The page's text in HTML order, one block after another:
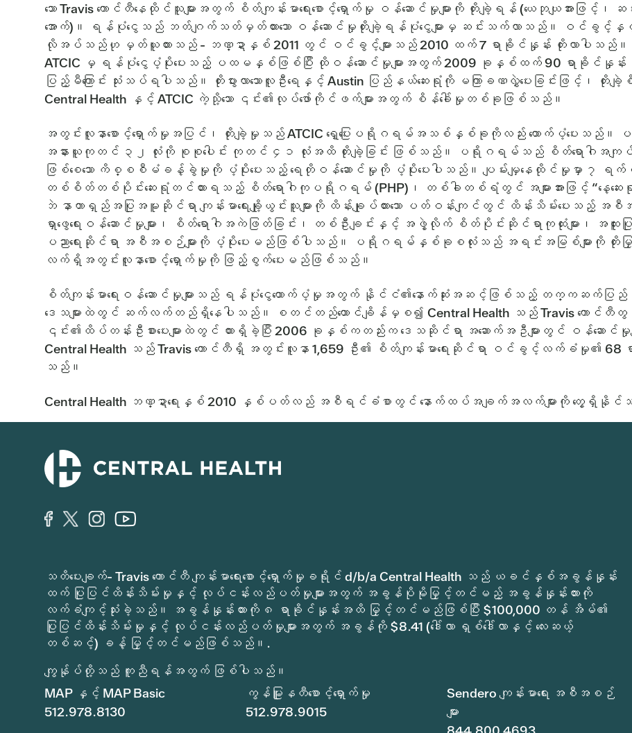
သော Travis ကောင်တီနေထိုင်သူများအတွက် စိတ်ကျန်းမာရေးစောင့်ရှောက်မှု ဝန်ဆောင်မှုများကို တိုးချဲ့ရန် (ယေဘုယျအားဖ
အောက်)။ ရန်ပုံငွေသည် ဘတ်ဂျက်သတ်မှတ်ထားသော ဝန်ဆောင်မှုတိုးချဲ့ရန်ပုံငွေများမှ ဆင်းသက်လာသည်။ ဝင်ခွင့်နှင့် အ
လိုအပ်သည်ဟု မှတ်ယူထားသည် - ဘဏ္ဍာနှစ် 2011 တွင် ဝင်ခွင့်များသည် 2010 ထက် 7 ရာခိုင်နှုန်း တိုးလာပါသည်။
ATCIC မှ ရန်ပုံငွေပံ့ပိုးပေးသည့် ပထမနှစ်ဖြစ်ပြီး ထိုဝန်ဆောင်မှုများအတွက် 2009 ခုနှစ်ထက် 90 ရာခိုင်နှုန်း
ပြည့်မီကြောင်း သုံးသပ်ရပါသည်။ တိုးပွားလာသောလူဦးရေနှင့် Austin ပြည်နယ်ဆေးရုံကို မကြာခဏလွှဲပေးခြင်းဖြင့်၊ တိုး
Central Health နှင့် ATCIC ကဲ့သို့သော ၎င်း၏လုပ်ဖော်ကိုင်ဖက်များအတွက် စိန်ခေါ်မှုတစ်ခုဖြစ်သည်။
အတွင်းလူနာစောင့်ရှောက်မှုအပြင်၊ တိုးချဲ့မှုသည် ATCIC ရှေ့ပြေးပရိုဂရမ်အသစ်နှစ်ခုကိုလည်း ထောက်ပံ့ပေ
အနားယူကုတင် ၃၂ လုံးကို စုစုပေါင်း ကုတင် ၄၁ လုံးအထိ တိုးချဲ့ခြင်း ဖြစ်သည်။ ပရိုဂရမ်သည် စိတ်ရောဂါအကျပ်အ
ဖြစ်စေသော ကိစ္စစီမံခန့်ခွဲမှုကို ပံ့ပိုးပေးသည့် ရေတိုဝန်ဆောင်မှုကို ပံ့ပိုးပေးပါသည်။ ပျမ်းမျှနေထိုင်မှုမှ
တစ်စိတ်တစ်ပိုင်းဆေးရုံတင်ထားရသည့် စိတ်ရောဂါကုပရိုဂရမ် (PHP)၊ တစ်ခါတစ်ရံတွင် အများအားဖြင့် “နေ့ဆေ
ဘဲ နာတာရှည်အပြုအမူဆိုင်ရာ ကျန်းမာရေးချို့ယွင်းသူများကို ထိန်းချုပ်ထားသော ပတ်ဝန်းကျင်တွင် ထိန်းသိမ်းပေ
ရှာဖွေရေးဝန်ဆောင်မှုများ၊ စိတ်ရောဂါအကဲဖြတ်ခြင်း၊ တစ်ဦးချင်းနှင့် အဖွဲ့လိုက် စိတ်ပိုင်းဆိုင်ရာကုထုံးများ၊ အထူးပြု
ပညာရေးဆိုင်ရာ အစီအစဉ်များကို ပံ့ပိုးပေးမည်ဖြစ်ပါသည်။ ပရိုဂရမ်နှစ်ခုစလုံးသည် အရင်းအမြစ်များကို တိုးမြှင့်
လက်ရှိအတွင်းလူနာစောင့်ရှောက်မှုကို ဖြည့်စွက်ပေးမည်ဖြစ်သည်။
စိတ်ကျန်းမာရေးဝန်ဆောင်မှုများသည် ရန်ပုံငွေထောက်ပံ့မှုအတွက် နိုင်ငံ၏နောက်ဆုံးအဆင့်ဖြစ်သည့် တက္ကဆက်ပြည်န
ဒေသများထဲတွင် ဆက်လက်တည်ရှိနေပါသည်။ စတင်တည်ထောင်ချိန်မှစ၍ Central Health သည် Travis ကောင်တီတွင် စိ
၎င်း၏ထိပ်တန်းဦးစားပေးများထဲတွင် ထားရှိခဲ့ပြီး 2006 ခုနှစ်ကတည်းက ဒေသဆိုင်ရာ အဆောက်အဦများတွင် ဝန်ဆေ
Central Health သည် Travis ကောင်တီရှိ အတွင်းလူနာ 1,659 ဦး၏ စိတ်ကျန်းမာရေးဆိုင်ရာ ဝင်ခွင့်လက်ခံမှု၏
သည်။
Central Health ဘဏ္ဍာရေးနှစ် 2010 နှစ်ပတ်လည် အစီရင်ခံစာတွင် နောက်ထပ်အချက်အလက်များကို တွေ့ရှိနိုင်
သတိပေးချက်- Travis ကောင်တီ ကျန်းမာရေးစောင့်ရှောက်မှုခရိုင် d/b/a Central Health သည် ယခင်နှစ်အခွန်နှုန်း
ထက် ပြုပြင်ထိန်းသိမ်းမှုနှင့် လုပ်ငန်းလည်ပတ်မှုများအတွက် အခွန်ပိုမိုမြှင့်တင်မည့် အခွန်နှုန်းထားကို
လက်ခံကျင့်သုံးခဲ့သည်။ အခွန်နှုန်းထားကို ၈ ရာခိုင်နှုန်းအထိ မြှင့်တင်မည်ဖြစ်ပြီး $100,000 တန် အိမ်၏
ပြုပြင်ထိန်းသိမ်းမှုနှင့် လုပ်ငန်းလည်ပတ်မှုများအတွက် အခွန်ကို $8.41 (ဒေါ်လာ ရှစ်ဒေါ်လာနှင့် လေးဆယ့်
တစ်ဆင့်) ခန့် မြှင့်တင်မည်ဖြစ်သည်။.
ကျွန်ုပ်တို့သည် ကူညီရန်အတွက် ဖြစ်ပါသည်။
MAP နှင့် MAP Basic
512.978.8130
ကွန်မြူနတီစောင့်ရှောက်မှု
512.978.9015
Sendero ကျန်းမာရေး အစီအစဉ်
များ